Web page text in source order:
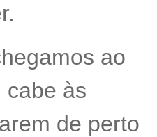
ao
cabe às
de perto